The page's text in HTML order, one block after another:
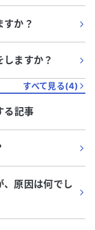
か？
ますか？
すべて見る(4)
る記事
、原因は何でし